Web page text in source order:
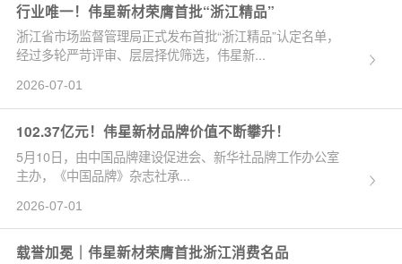
行业唯一！伟星新材荣膺首批“浙江精品”
浙江省市场监督管理局正式发布首批“浙江精品”认定名单，
经过多轮严苛评审、层层择优筛选，伟星新...
2026-07-01
102.37亿元！伟星新材品牌价值不断攀升！
5月10日，由中国品牌建设促进会、新华社品牌工作办公室
主办，《中国品牌》杂志社承...
2026-07-01
载誉加冕｜伟星新材荣膺首批浙江消费名品